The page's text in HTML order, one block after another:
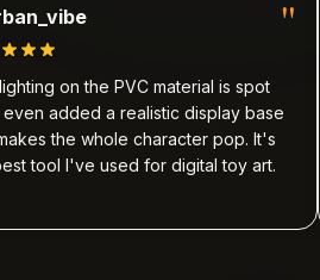
on the PVC material is spot
added a realistic display base
the whole character pop. It's
I've used for digital toy art.